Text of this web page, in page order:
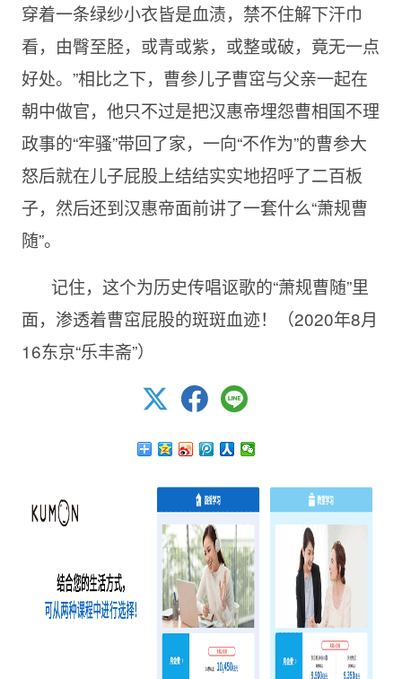
穿着一条绿纱小衣皆是血渍，禁不住解下汗巾
看，由臀至胫，或青或紫，或整或破，竟无一点
好处。”相比之下，曹参儿子曹窋与父亲一起在
朝中做官，他只不过是把汉惠帝埋怨曹相国不理
政事的“牢骚”带回了家，一向“不作为”的曹参大
怒后就在儿子屁股上结结实实地招呼了二百板
子，然后还到汉惠帝面前讲了一套什么“萧规曹
随”。
记住，这个为历史传唱讴歌的“萧规曹随”里
面，渗透着曹窋屁股的斑斑血迹！（2020年8月
16东京“乐丰斋”）